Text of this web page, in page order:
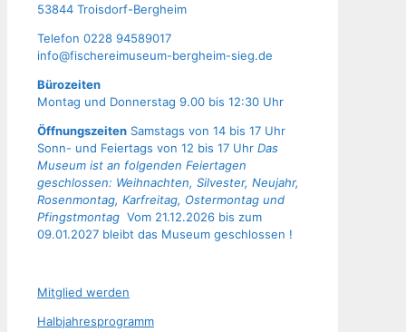
53844 Troisdorf-Bergheim
Tele­fon 0228 94589017
info@fischereimuseum-bergheim-sieg.de
Büro­zei­ten
Mon­tag und Don­ners­tag 9.00 bis 12:30 Uhr
Öffnungszeiten Samstags von 14 bis 17 Uhr
Sonn- und Feiertags von 12 bis 17 Uhr Das
Museum ist an folgenden Feiertagen
geschlossen: Weihnachten, Silvester, Neujahr,
Rosenmontag, Karfreitag, Ostermontag und
Pfingstmontag Vom 21.12.2026 bis zum
09.01.2027 bleibt das Museum geschlossen !
Mit­glied werden
Halb­jah­res­pro­gramm